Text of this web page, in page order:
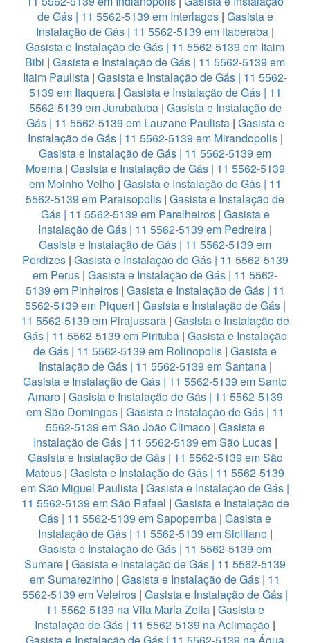
de Gás | 11 5562-5139 em Interlagos| Gasista e
Instalação de Gás | 11 5562-5139 em Itaberaba |
Gasista e Instalação de Gás | 11 5562-5139 em Itaim
Bibi | Gasista e Instalação de Gás | 11 5562-5139 em
Itaim Paulista | Gasista e Instalação de Gás | 11 5562-
5139 em Itaquera| Gasista e Instalação de Gás | 11
5562-5139 em Jurubatuba| Gasista e Instalação de
Gás | 11 5562-5139 em Lauzane Paulista | Gasista e
Instalação de Gás | 11 5562-5139 em Mirandopolis|
Gasista e Instalação de Gás | 11 5562-5139 em
Moema| Gasista e Instalação de Gás | 11 5562-5139
em Moinho Velho | Gasista e Instalação de Gás | 11
5562-5139 em Paraisopolis | Gasista e Instalação de
Gás | 11 5562-5139 em Parelheiros| Gasista e
Instalação de Gás | 11 5562-5139 em Pedreira |
Gasista e Instalação de Gás | 11 5562-5139 em
Perdizes| Gasista e Instalação de Gás | 11 5562-5139
em Perus | Gasista e Instalação de Gás | 11 5562-
5139 em Pinheiros| Gasista e Instalação de Gás | 11
5562-5139 em Piqueri | Gasista e Instalação de Gás |
11 5562-5139 em Pirajussara | Gasista e Instalação de
Gás | 11 5562-5139 em Pirituba| Gasista e Instalação
de Gás | 11 5562-5139 em Rolinopolis | Gasista e
Instalação de Gás | 11 5562-5139 em Santana|
Gasista e Instalação de Gás | 11 5562-5139 em Santo
Amaro| Gasista e Instalação de Gás | 11 5562-5139
em São Domingos| Gasista e Instalação de Gás | 11
5562-5139 em São João Climaco| Gasista e
Instalação de Gás | 11 5562-5139 em São Lucas|
Gasista e Instalação de Gás | 11 5562-5139 em São
Mateus | Gasista e Instalação de Gás | 11 5562-5139
em São Miguel Paulista | Gasista e Instalação de Gás |
11 5562-5139 em São Rafael | Gasista e Instalação de
Gás | 11 5562-5139 em Sapopemba | Gasista e
Instalação de Gás | 11 5562-5139 em Siciliano|
Gasista e Instalação de Gás | 11 5562-5139 em
Sumare | Gasista e Instalação de Gás | 11 5562-5139
em Sumarezinho | Gasista e Instalação de Gás | 11
5562-5139 em Veleiros | Gasista e Instalação de Gás |
11 5562-5139 na Vila Maria Zelia | Gasista e
Instalação de Gás | 11 5562-5139 na Aclimação |